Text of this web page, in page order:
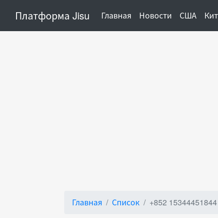
Платформа Jisu Главная (current)
Новости США
Главная Список +852 15344451844